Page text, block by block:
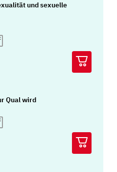
und sexuelle
Qual wird